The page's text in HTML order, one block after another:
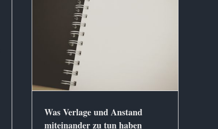
Was Verlage und Anstand
miteinander zu tun haben
Was Verlage und Anstand
miteinander zu tun haben